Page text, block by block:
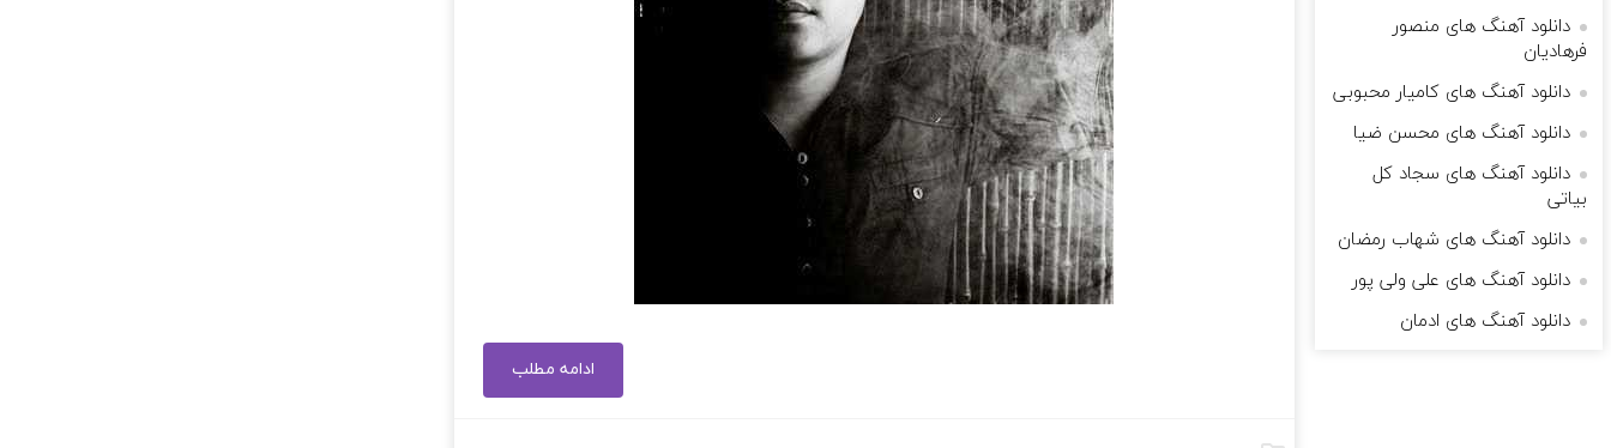
ادامه مطلب
دانلود آهنگ های منصور
فرهادیان
دانلود آهنگ های کامیار محبوبی
دانلود آهنگ های محسن ضیا
دانلود آهنگ های سجاد کل
بیاتی
دانلود آهنگ های شهاب رمضان
دانلود آهنگ های علی ولی پور
دانلود آهنگ های ادمان